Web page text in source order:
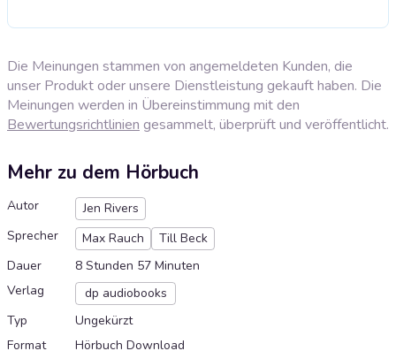
Die Meinungen stammen von angemeldeten Kunden, die
unser Produkt oder unsere Dienstleistung gekauft haben. Die
Meinungen werden in Übereinstimmung mit den
Bewertungsrichtlinien gesammelt, überprüft und veröffentlicht.
Mehr zu dem Hörbuch
Autor
Jen Rivers
Sprecher
Max Rauch
Till Beck
Dauer
8 Stunden 57 Minuten
Verlag
dp audiobooks
Typ
Ungekürzt
Format
Hörbuch Download